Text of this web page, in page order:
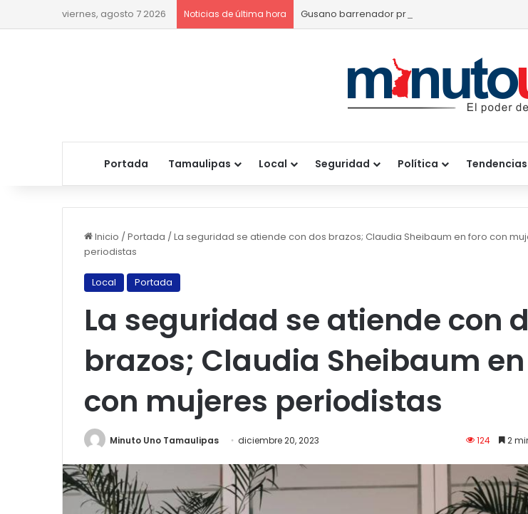
viernes, agosto 7 2026 Noticias de última hora Gusano barrenador provoca pérdidas de hasta
Portada Tamaulipas Local Seguridad Política Tendencias
Inicio /Portada /La seguridad se atiende con dos brazos; Claudia Sheibaum en foro con
periodistas
Local Portada
La seguridad se atiende con
brazos; Claudia Sheibaum
con mujeres periodistas
Minuto Uno Tamaulipas diciembre 20, 2023 124 2